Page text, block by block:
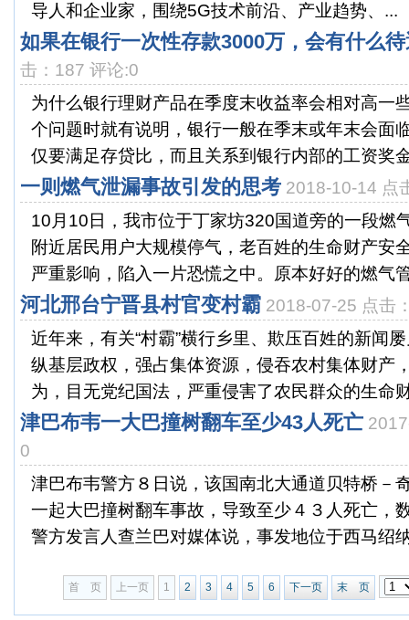
导人和企业家，围绕5G技术前沿、产业趋势、...
如果在银行一次性存款3000万，会有什么
击：187 评论:0
为什么银行理财产品在季度末收益率会相对高一
个问题时就有说明，银行一般在季末或年末会面
仅要满足存贷比，而且关系到银行内部的工资奖
一则燃气泄漏事故引发的思考 2018-10-14 点
10月10日，我市位于丁家坊320国道旁的一段燃
附近居民用户大规模停气，老百姓的生命财产安
严重影响，陷入一片恐慌之中。原本好好的燃气
河北邢台宁晋县村官变村霸 2018-07-25 点击
近年来，有关“村霸”横行乡里、欺压百姓的新闻
纵基层政权，强占集体资源，侵吞农村集体财产
为，目无党纪国法，严重侵害了农民群众的生命
津巴布韦一大巴撞树翻车至少43人死亡
0
津巴布韦警方８日说，该国南北大通道贝特桥－
一起大巴撞树翻车事故，导致至少４３人死亡，
警方发言人查兰巴对媒体说，事发地位于西马绍
首 页 上一页 1 2 3 4 5 6 下一页 末 页